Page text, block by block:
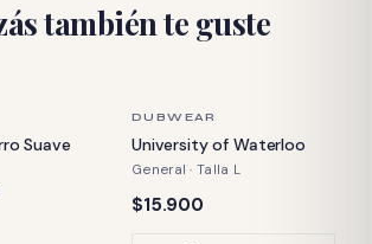
también te guste
Suave
ÚLTIMA PIEZA
DUBWEAR
University of Waterloo
General · Talla L
Precio:
$15.900